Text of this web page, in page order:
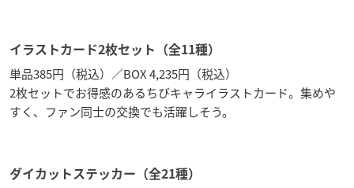
イラストカード2枚セット（全11種）
単品385円（税込）／BOX 4,235円（税込）
2枚セットでお得感のあるちびキャライラストカード。集めや
すく、ファン同士の交換でも活躍しそう。
ダイカットステッカー（全21種）